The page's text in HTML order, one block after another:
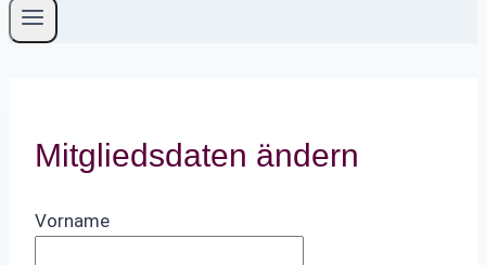
Mitgliedsdaten ändern
Lass
Vorname